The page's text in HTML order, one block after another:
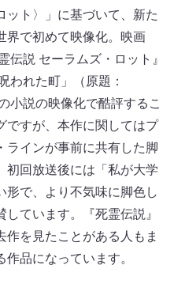
ット〉」に基づいて、新た
界で初めて映像化。映画
伝説 セーラムズ・ロット』
われた町」（原題：
小説の映像化で酷評するこ
ですが、本作に関してはプ
ラインが事前に共有した脚
初回放送後には「私が大学
形で、より不気味に脚色し
ています。『死霊伝説』
作を見たことがある人もま
品になっています。